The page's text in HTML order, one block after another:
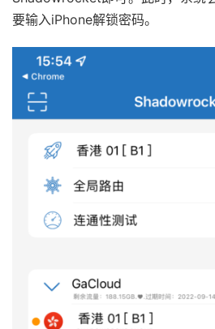
要输入iPhone解锁密码。